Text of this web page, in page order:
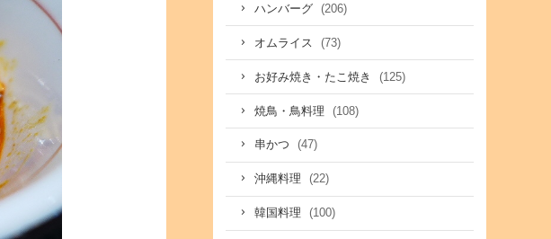
ハンバーグ (206)
オムライス (73)
お好み焼き・たこ焼き (125)
焼鳥・鳥料理 (108)
串かつ (47)
沖縄料理 (22)
韓国料理 (100)